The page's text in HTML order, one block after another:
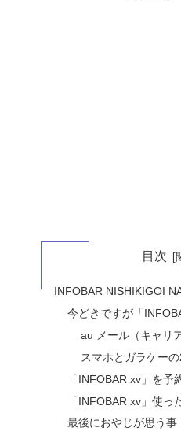
目次
INFOBAR NISHIKIGOI
今どきですが「
au メール（キャリ
スマホとガラケー
「INFOBAR xv」を予
「INFOBAR xv」使っ
最後におやじが思う事